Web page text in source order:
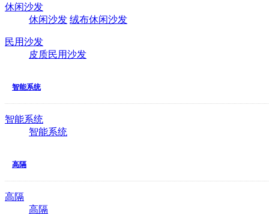
休闲沙发
休闲沙发 绒布休闲沙发
民用沙发
皮质民用沙发
智能系统
智能系统
智能系统
高隔
高隔
高隔